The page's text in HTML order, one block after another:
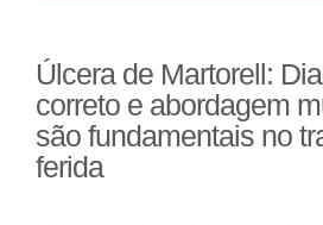
Úlcera de Martorell:
correto e abordagem
são fundamentais no
ferida